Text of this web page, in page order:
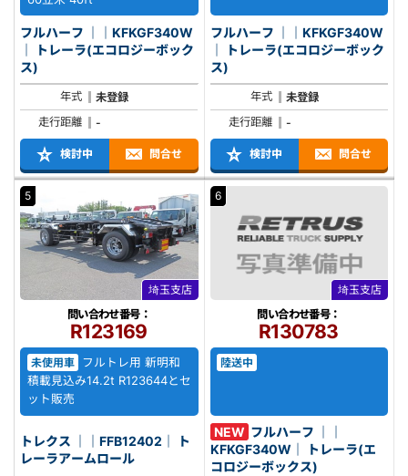
フルハーフ ｜｜KFKGF340W
ス)
年式
未登録
走行距離
-
検討中 問合せ
フルハーフ ｜｜KFKGF340W
ス)
年式
未登録
走行距離
-
検討中 問合せ
5
埼玉支店
問い合わせ番号：
R123169
未使用車
フルトレ用 新明和
積載見込み14.2t R123644とセ
ット販売
トレクス ｜｜FFB12402｜ ト
レーラアームロール
6
埼玉支店
問い合わせ番号：
R130783
陸送中
NEW フルハーフ ｜｜
KFKGF340W｜ トレーラ(エ
コロジーボックス)